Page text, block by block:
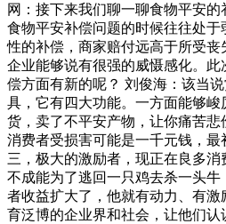
网：接下来我们聊一聊食物平安
食物平安补偿问题的时候往往处
性的补偿，商家赔付远高于所受
企业能够说有很强的威慑感化。
偿方面有新的呢？ 刘俊海：该当
具，它有四大功能。一方面能够
货，卖了不平安产物，让你痛苦悲
消费者受损害可能是一千元钱，
三，极大的激励者，现正在良多
不成能为了逃回一只鸡去杀一头
者收益扩大了，他就有动力、有
育泛博的企业界和社会，让他们